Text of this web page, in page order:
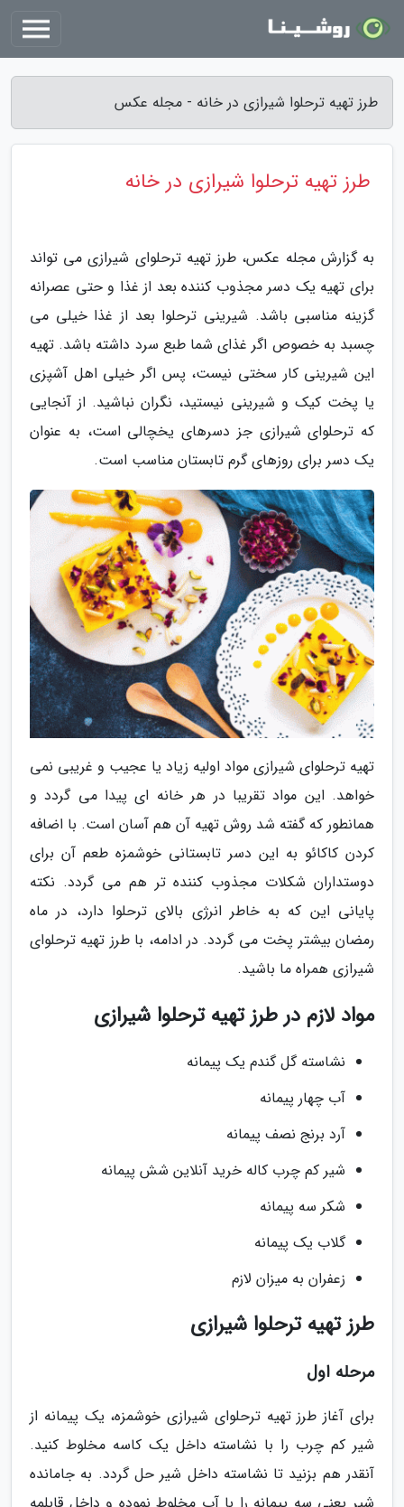
طرز تهیه ترحلوا شیرازی در خانه - مجله عکس
طرز تهیه ترحلوا شیرازی در خانه
به گزارش مجله عکس، طرز تهیه ترحلوای شیرازی می تواند
برای تهیه یک دسر مجذوب کننده بعد از غذا و حتی عصرانه
گزینه مناسبی باشد. شیرینی ترحلوا بعد از غذا خیلی می
چسبد به خصوص اگر غذای شما طبع سرد داشته باشد. تهیه
این شیرینی کار سختی نیست، پس اگر خیلی اهل آشپزی
یا پخت کیک و شیرینی نیستید، نگران نباشید. از آنجایی
که ترحلوای شیرازی جز دسرهای یخچالی است، به عنوان
یک دسر برای روزهای گرم تابستان مناسب است.
تهیه ترحلوای شیرازی مواد اولیه زیاد یا عجیب و غریبی نمی
خواهد. این مواد تقریبا در هر خانه ای پیدا می گردد و
همانطور که گفته شد روش تهیه آن هم آسان است. با اضافه
کردن کاکائو به این دسر تابستانی خوشمزه طعم آن برای
دوستداران شکلات مجذوب کننده تر هم می گردد. نکته
پایانی این که به خاطر انرژی بالای ترحلوا دارد، در ماه
رمضان بیشتر پخت می گردد. در ادامه، با طرز تهیه ترحلوای
شیرازی همراه ما باشید.
مواد لازم در طرز تهیه ترحلوا شیرازی
نشاسته گل گندم یک پیمانه
آب چهار پیمانه
آرد برنج نصف پیمانه
شیر کم چرب کاله خرید آنلاین شش پیمانه
شکر سه پیمانه
گلاب یک پیمانه
زعفران به میزان لازم
طرز تهیه ترحلوا شیرازی
مرحله اول
برای آغاز طرز تهیه ترحلوای شیرازی خوشمزه، یک پیمانه از
شیر کم چرب را با نشاسته داخل یک کاسه مخلوط کنید.
آنقدر هم بزنید تا نشاسته داخل شیر حل گردد. به جامانده